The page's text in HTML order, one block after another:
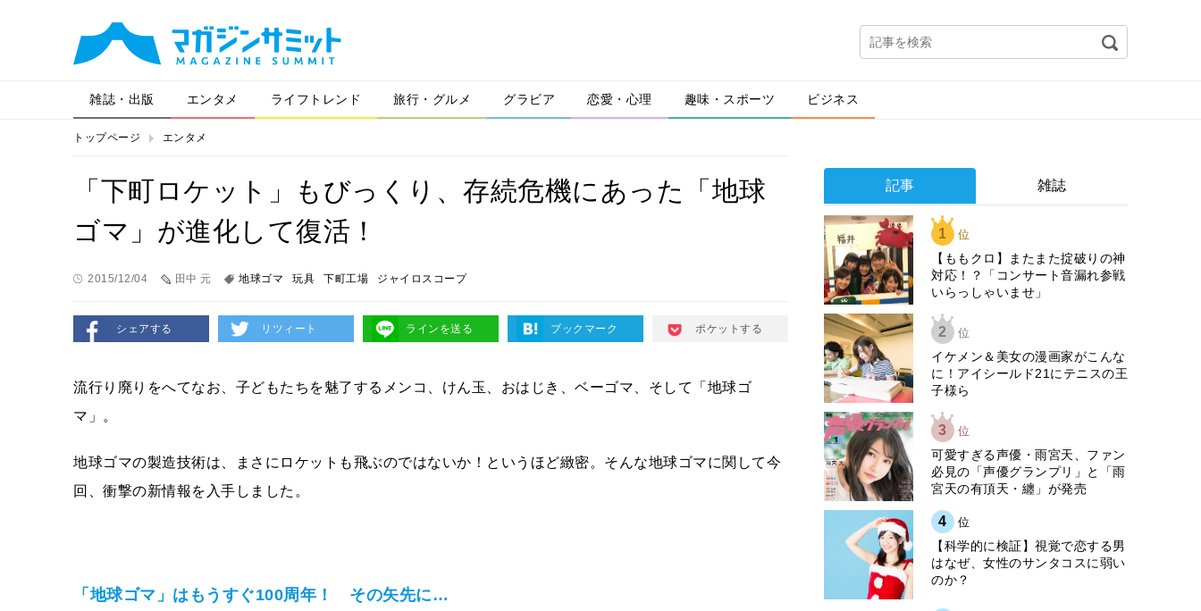
雑誌・出版 エンタメ ライフトレンド 旅行・グルメ グラビア 恋愛・心理 趣味・スポーツ ビジネス
トップページ エンタメ
「下町ロケット」もびっくり、存続危機にあった「地球
ゴマ」が進化して復活！
2015/12/04 田中 元 地球ゴマ 玩具 下町工場 ジャイロスコープ
シェアする リツィート ラインを送る ブックマーク ポケットする
流行り廃りをへてなお、子どもたちを魅了するメンコ、けん玉、おはじき、ベーゴマ、そして「地球ゴ
マ」。
地球ゴマの製造技術は、まさにロケットも飛ぶのではないか！というほど緻密。そんな地球ゴマに関して今
回、衝撃の新情報を入手しました。
「地球ゴマ」はもうすぐ100周年！ その矢先に…
記事 雑誌
1 位
【ももクロ】またまた掟破りの神
対応！？「コンサート音漏れ参戦
いらっしゃいませ」
2 位
イケメン＆美女の漫画家がこんな
に！アイシールド21にテニスの王
子様ら
3 位
可愛すぎる声優・雨宮天、ファン
必見の「声優グランプリ」と「雨
宮天の有頂天・纏」が発売
4 位
【科学的に検証】視覚で恋する男
はなぜ、女性のサンタコスに弱い
のか？